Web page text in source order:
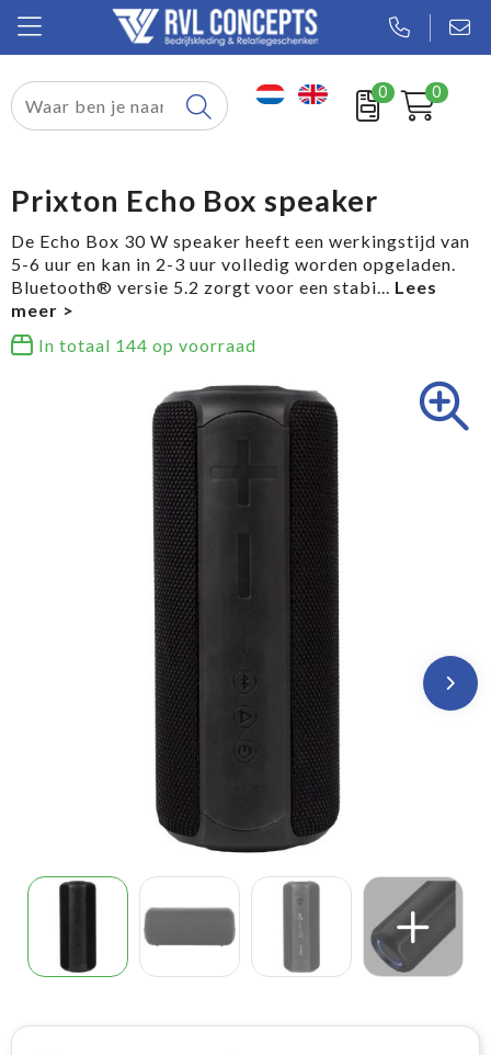
0 0
Relatiegeschenken
Tassen
Sport
Prixton Echo Box speaker
De Echo Box 30 W speaker heeft een werkingstijd van
5-6 uur en kan in 2-3 uur volledig worden opgeladen.
Bluetooth® versie 5.2 zorgt voor een stabi...
In totaal 144 op voorraad